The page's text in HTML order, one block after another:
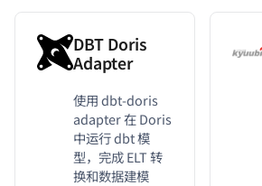
DBT Doris
Adapter
使用 dbt-doris
adapter 在 Doris
中运行 dbt 模
型，完成 ELT 转
换和数据建模